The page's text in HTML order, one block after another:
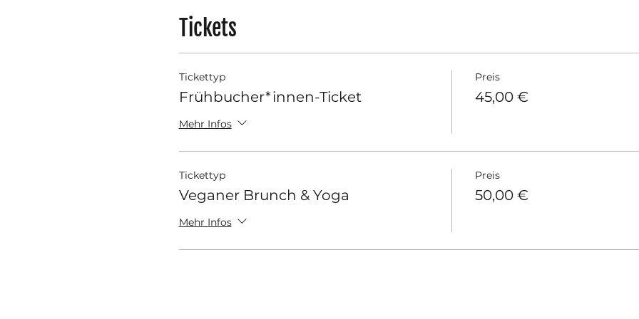
Tickets
Tickettyp
Frühbucher*innen-Ticket
Mehr Infos
Preis
45,00 €
Tickettyp
Veganer Brunch & Yoga
Mehr Infos
Preis
50,00 €